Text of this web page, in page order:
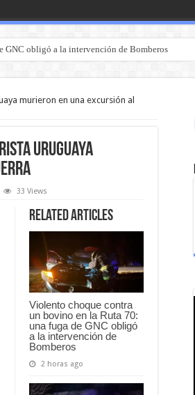
GNC obligó a la intervención de Bomberos
en San Luis
murieron en una excursión al
uruguaya
33 Views
Related Articles
Violento choque contra
un bovino en la Ruta 70:
una fuga de GNC obligó
a la intervención de
Bomberos
2 horas ago